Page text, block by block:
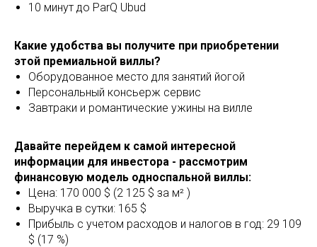
10 минут до ParQ Ubud
Какие удобства вы получите при приобретении
этой премиальной виллы?
Оборудованное место для занятий йогой
Персональный консьерж сервис
Завтраки и романтические ужины на вилле
Давайте перейдем к самой интересной
информации для инвестора - рассмотрим
финансовую модель односпальной виллы:
Цена: 170 000 $ (2 125 $ за м² )
Выручка в сутки: 165 $
Прибыль с учетом расходов и налогов в год: 29 109
$ (17 %)